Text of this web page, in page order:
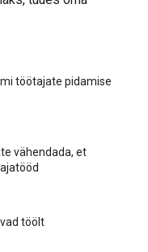
töötajate pidamise
vähendada, et
töölt